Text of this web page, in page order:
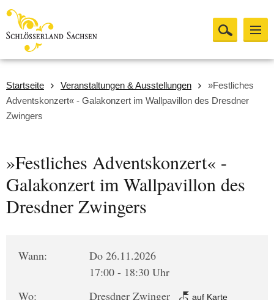
Startseite Veranstaltungen & Ausstellungen
»Festliches
Adventskonzert« - Galakonzert im Wallpavillon des Dresdner
Zwingers
»Festliches Adventskonzert« -
Galakonzert im Wallpavillon des
Dresdner Zwingers
Wann:
Do 26.11.2026
17:00 - 18:30 Uhr
Wo:
Dresdner Zwinger
auf Karte